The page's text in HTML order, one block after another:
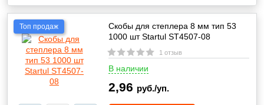
Топ продаж
Скобы для степлера 8 мм тип 53
1000 шт Startul ST4507-08
1 отзыв
В наличии
2,96 руб./уп.